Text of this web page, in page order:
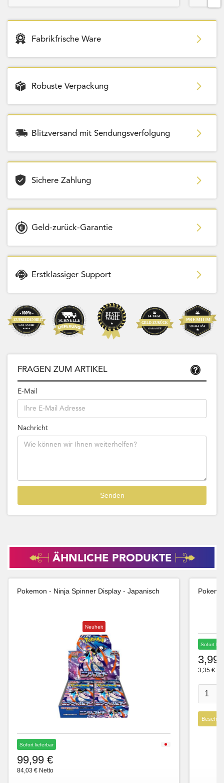
Fabrikfrische Ware
Robuste Verpackung
Blitzversand mit Sendungsverfolgung
Sichere Zahlung
Geld-zurück-Garantie
Erstklassiger Support
FRAGEN ZUM ARTIKEL
E-Mail
Nachricht
ÄHNLICHE PRODUKTE
Pokemon - Ninja Spinner Display - Japanisch
Neuheit
Sofort lieferbar
99,99 €
84,03 € Netto
Sofort
3,99
3,35 €